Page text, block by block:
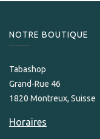
NOTRE BOUTIQUE
Tabashop
Grand-Rue 46
1820 Montreux, Suisse
Horaires